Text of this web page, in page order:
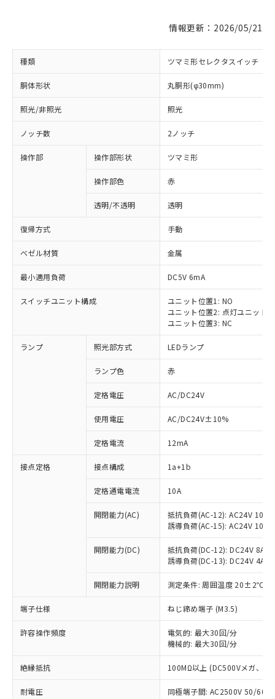
情報更新：2026/05/21
種類 ツマミ形セレクタスイッチ
胴体形状 丸胴形(φ30mm)
照光/非照光 照光
ノッチ数 2ノッチ
操作部 操作部形状 ツマミ形
操作部色 赤
透明/不透明 透明
復帰方式 手動
ベゼル材質 金属
最小適用負荷 DC5V 6mA
スイッチユニット構成
ユニット位置1: NO
ユニット位置2: 点灯ユニット
ユニット位置3: NC
ランプ 照光部方式 LEDランプ
ランプ色 赤
定格電圧 AC/DC24V
使用電圧 AC/DC24V±10%
定格電流 12mA
接点定格 接点構成 1a+1b
定格通電電流 10A
開閉能力(AC)
抵抗負荷(AC-12): AC24V 10A/
誘導負荷(AC-15): AC24V
開閉能力(DC)
抵抗負荷(DC-12): DC24V 8A/
誘導負荷(DC-13): DC24V 4A/
開閉能力説明 測定条件: 周囲温度 20±2℃、
端子仕様 ねじ締め端子 (M3.5)
許容操作頻度
電気的: 最大30回/分
機械的: 最大30回/分
絶縁抵抗 100MΩ以上 (DC500Vメガ、点
耐電圧
同極端子間: AC2500V 50/
ご利用条件
以下の条件をお読みいただき、同意のうえ
ご利用ください。
本サービスは、当社制御機器事業取扱
商品の当社在庫状況および標準価格
(税抜)を提供させていただくもので
当社制御機器事業取扱商品の中には、
本サービスの対象外となる商品もある
対応済み：EU RoHS指令（10物質）の
非含有に対応した製品が提供可能な商品で
対応予定：EU RoHS指令（10物質）の非含
有に対応した製品に切り替える予定のある
対応予定なし：EU RoHS指令（10物質）の
非含有に非対応の商品で、対応品を出す予
定はありません。
調査・確認中：EU RoHS指令（10物質）の
非含有の対応状況を調査中または確認中の
害物質有無と関係のない商品です。
仕入先様の事情により、非含有部品として
※1 中国RoHS○×表
「○」：最大均質材料含有率が中国RoHSの
基準値以下であることを示します。